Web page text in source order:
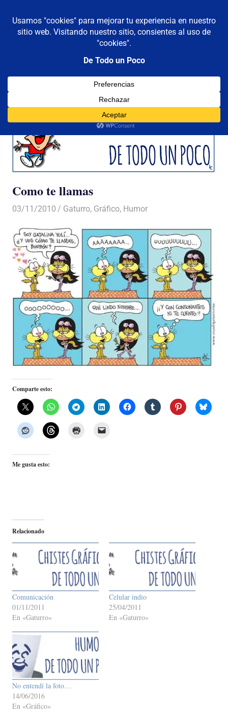
contenido
De todo un poco
Reflexiones,
Viajes
MENÚ
Como te llamas
03/11/2010 Luis Castellanos
Gaturro, Gráfico, Humor
Comparte esto:
Me gusta esto:
Relacionado
Comunicación
01/11/2011
En «Gaturro»
Celular indio
25/04/2011
En «Gaturro»
No entendí la foto…
14/06/2016
En «Gráfico»